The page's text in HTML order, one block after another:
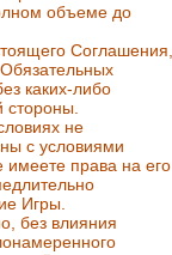
объеме до
Соглашения,
каких-либо
стороны.
не
с условиями
права на его
Игры.
без влияния